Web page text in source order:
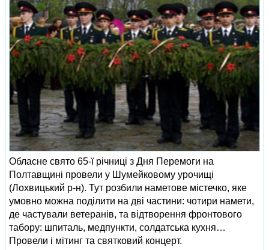
Обласне свято 65-ї річниці з Дня Перемоги на
Полтавщині провели у Шумейковому урочищі
(Лохвицький р-н). Тут розбили наметове містечко, яке
умовно можна поділити на дві частини: чотири намети,
де частували ветеранів, та відтворення фронтового
табору: шпиталь, медпункти, солдатська кухня…
Провели і мітинг та святковий концерт.